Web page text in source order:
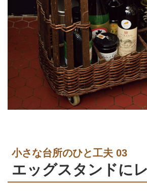
小さな台所のひと工夫 03
エッグスタンドに